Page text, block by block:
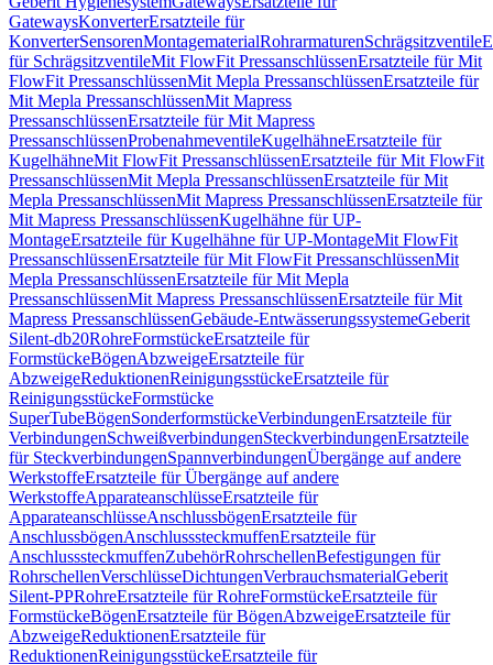
GatewaysKonverterErsatzteile für
KonverterSensorenMontagematerialRohrarmaturenSchrägsitzventile
für SchrägsitzventileMit FlowFit PressanschlüssenErsatzteile für Mit
FlowFit PressanschlüssenMit Mepla PressanschlüssenErsatzteile für
Mit Mepla PressanschlüssenMit Mapress
PressanschlüssenErsatzteile für Mit Mapress
PressanschlüssenProbenahmeventileKugelhähneErsatzteile für
KugelhähneMit FlowFit PressanschlüssenErsatzteile für Mit FlowFit
PressanschlüssenMit Mepla PressanschlüssenErsatzteile für Mit
Mepla PressanschlüssenMit Mapress PressanschlüssenErsatzteile für
Mit Mapress PressanschlüssenKugelhähne für UP-
MontageErsatzteile für Kugelhähne für UP-MontageMit FlowFit
PressanschlüssenErsatzteile für Mit FlowFit PressanschlüssenMit
Mepla PressanschlüssenErsatzteile für Mit Mepla
PressanschlüssenMit Mapress PressanschlüssenErsatzteile für Mit
Mapress PressanschlüssenGebäude-EntwässerungssystemeGeberit
Silent-db20RohreFormstückeErsatzteile für
FormstückeBögenAbzweigeErsatzteile für
AbzweigeReduktionenReinigungsstückeErsatzteile für
ReinigungsstückeFormstücke
SuperTubeBögenSonderformstückeVerbindungenErsatzteile für
VerbindungenSchweißverbindungenSteckverbindungenErsatzteile
für SteckverbindungenSpannverbindungenÜbergänge auf andere
WerkstoffeErsatzteile für Übergänge auf andere
WerkstoffeApparateanschlüsseErsatzteile für
ApparateanschlüsseAnschlussbögenErsatzteile für
AnschlussbögenAnschlusssteckmuffenErsatzteile für
AnschlusssteckmuffenZubehörRohrschellenBefestigungen für
RohrschellenVerschlüsseDichtungenVerbrauchsmaterialGeberit
Silent-PPRohreErsatzteile für RohreFormstückeErsatzteile für
FormstückeBögenErsatzteile für BögenAbzweigeErsatzteile für
AbzweigeReduktionenErsatzteile für
ReduktionenReinigungsstückeErsatzteile für